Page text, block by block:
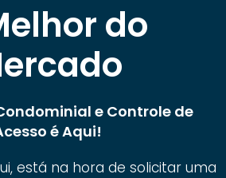
do
e Controle de
é Aqui!
está na hora de solicitar uma